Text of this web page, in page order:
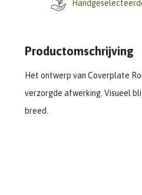
Productomschrijving
Het ontwerp van Coverplate
verzorgde afwerking. Visueel
breed.